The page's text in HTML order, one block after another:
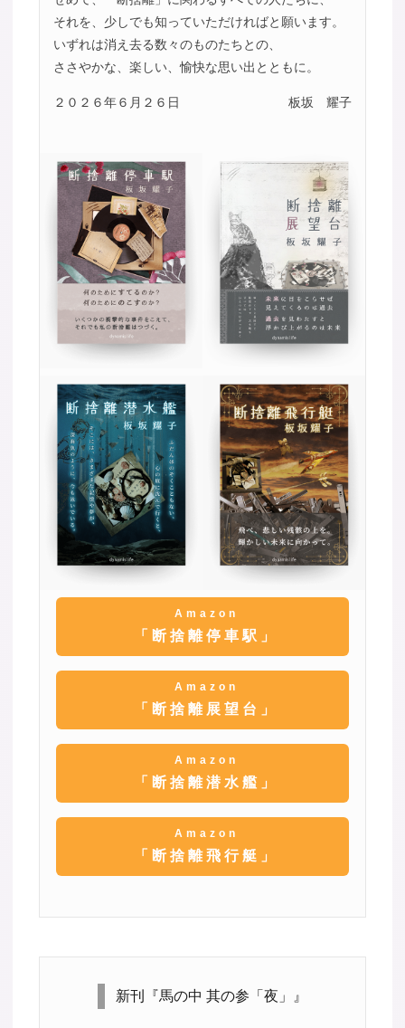
それを、少しでも知っていただければと願います。
いずれは消え去る数々のものたちとの、
ささやかな、楽しい、愉快な思い出とともに。
２０２６年６月２６日 板坂 耀子
Amazon
「断捨離停車駅」
Amazon
「断捨離展望台」
Amazon
「断捨離潜水艦」
Amazon
「断捨離飛行艇」
新刊『馬の中 其の参「夜」』